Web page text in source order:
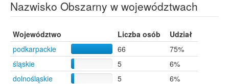
Nazwisko Obszarny w województwach
Województwo Liczba osób
Udział
podkarpackie
66
75%
śląskie
5
6%
dolnośląskie
5
6%